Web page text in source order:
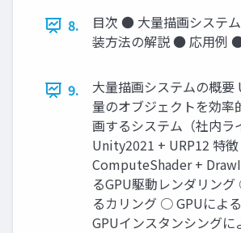
8.
目次 ● 大量描画システ
装方法の解説 ● 応用例
9.
大量描画システムの概
量のオブジェクトを効率
画するシステム（社内ラ
Unity2021 + URP12 特
ComputeShader +
るGPU駆動レンダリン
るカリング ○ GPUによ
GPUインスタンシング